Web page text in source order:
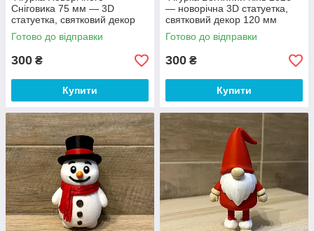
Сніговика 75 мм — 3D
статуетка, святковий декор
до Нового року
Готово до відправки
300 ₴
Купити
— новорічна 3D статуетка,
святковий декор 120 мм
Готово до відправки
300 ₴
Купити